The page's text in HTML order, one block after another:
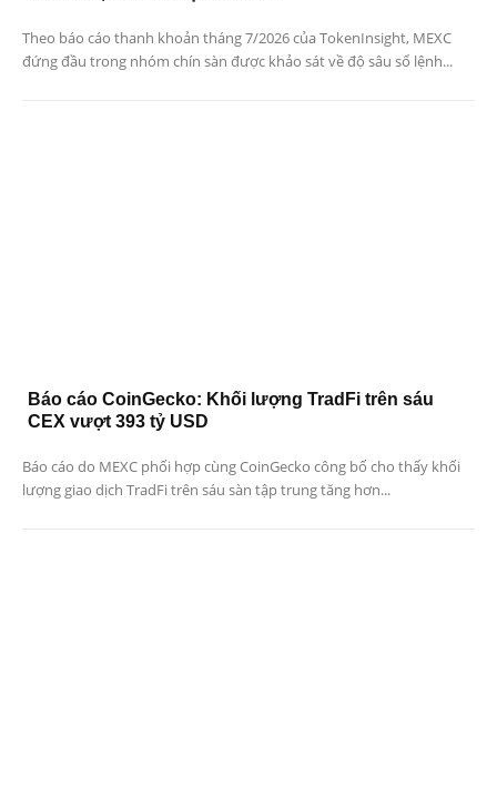
Theo báo cáo thanh khoản tháng 7/2026 của TokenInsight, MEXC
đứng đầu trong nhóm chín sàn được khảo sát về độ sâu sổ lệnh...
Báo cáo CoinGecko: Khối lượng TradFi trên sáu
CEX vượt 393 tỷ USD
Báo cáo do MEXC phối hợp cùng CoinGecko công bố cho thấy khối
lượng giao dịch TradFi trên sáu sàn tập trung tăng hơn...